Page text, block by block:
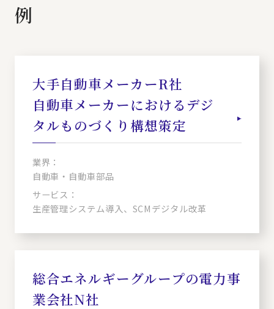
例
大手自動車メーカーR社
自動車メーカーにおけるデジ
タルものづくり構想策定
業界：
自動車・自動車部品
サービス：
生産管理システム導入、SCMデジタル改革
総合エネルギーグループの電力事
業会社N社